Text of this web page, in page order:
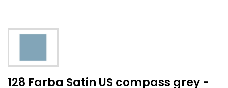
128 Farba Satin US compass grey -